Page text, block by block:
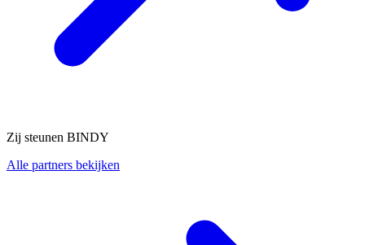
Zij steunen BINDY
Alle partners bekijken